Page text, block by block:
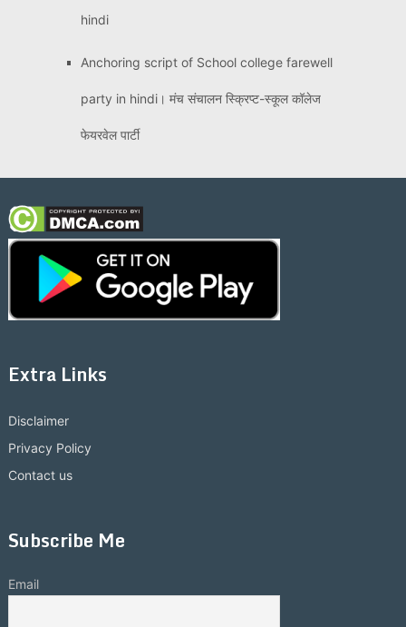
hindi
Anchoring script of School college farewell
party in hindi। मंच संचालन स्क्रिप्ट-स्कूल कॉलेज
फेयरवेल पार्टी
Extra Links
Disclaimer
Privacy Policy
Contact us
Subscribe Me
Email